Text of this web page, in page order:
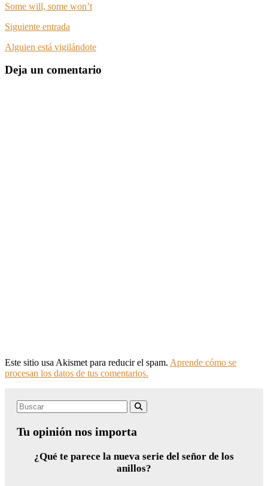
Some will, some won’t
Siguiente entrada
Alguien está vigilándote
Deja un comentario
Este sitio usa Akismet para reducir el spam. Aprende cómo se
procesan los datos de tus comentarios.
Search
Tu opinión nos importa
¿Qué te parece la nueva serie del señor de los
anillos?